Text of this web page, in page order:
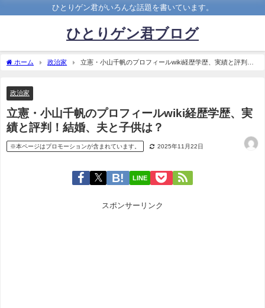
ひとりゲン君がいろんな話題を書いています。
ひとりゲン君ブログ
ホーム 政治家
立憲・小山千帆のプロフィールwiki経歴学歴、実績と評判！
政治家
立憲・小山千帆のプロフィールwiki経歴学歴、実
績と評判！結婚、夫と子供は？
※本ページはプロモーションが含まれています。 2025年11月22日
LINE
スポンサーリンク